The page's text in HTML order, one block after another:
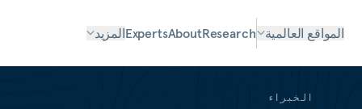
المواقع العالمية Research
About
Expertsالمزيد
الخبراء